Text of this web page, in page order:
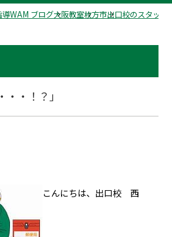
WAM ブログ大阪教室枚方市出口校のスタッフ
・・！？」
こんにちは、出口校 西